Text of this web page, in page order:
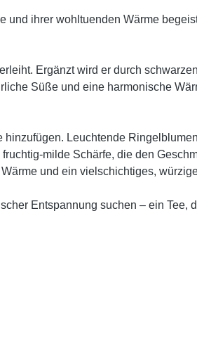
ihrer wohltuenden Wärme
Ergänzt wird er durch
Süße und eine harmonische
Leuchtende
milde Schärfe, die den
und ein vielschichtiges,
Entspannung suchen – ein Tee,